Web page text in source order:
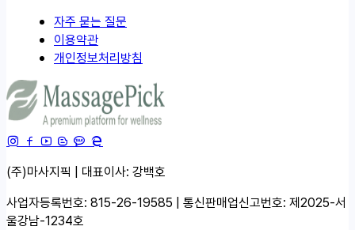
자주 묻는 질문
이용약관
개인정보처리방침
(주)마사지픽 | 대표이사: 강백호
사업자등록번호: 815-26-19585 | 통신판매업신고번호: 제2025-서
울강남-1234호